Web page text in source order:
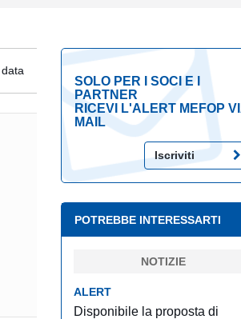
SOLO PER I SOCI E I
PARTNER
RICEVI L'ALERT MEFOP
MAIL
Iscriviti
POTREBBE INTERESSARTI
NOTIZIE
ALERT
Disponibile la proposta di